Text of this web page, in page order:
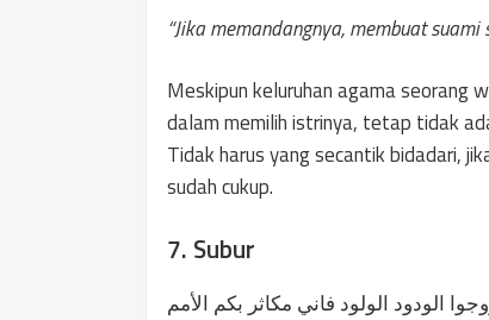
“Jika memandangnya, membuat suami
Meskipun keluruhan agama seorang
dalam memilih istrinya, tetap tidak
Tidak harus yang secantik bidadari,
sudah cukup.
7. Subur
الودود الولود فاني مكاثر بكم الأمم